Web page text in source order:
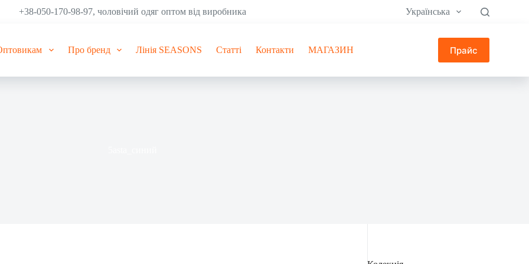
+38-050-170-98-97, чоловічий одяг оптом від виробника Українська
Про бренд Лінія SEASONS Статті Контакти МАГАЗИН Прайс